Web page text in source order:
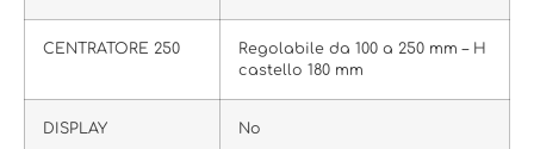
CENTRATORE 250
Regolabile da 100 a 250 mm – H
castello 180 mm
DISPLAY No